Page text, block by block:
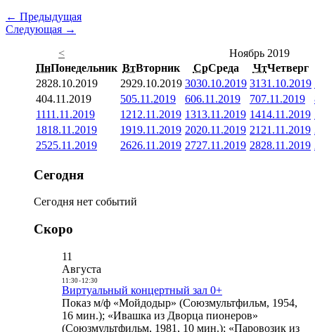
← Предыдущая
Следующая →
<
Ноябрь 2019
ПнПонедельник ВтВторник СрСреда ЧтЧетверг
2828.10.2019 2929.10.2019 3030.10.2019 3131.10.2019
404.11.2019 505.11.2019 606.11.2019 707.11.2019
1111.11.2019 1212.11.2019 1313.11.2019 1414.11.2019
1818.11.2019 1919.11.2019 2020.11.2019 21 21.11.2019
2525.11.2019 2626.11.2019 2727.11.2019 2828.11.2019
Сегодня
Сегодня нет событий
Скоро
11
Августа
11:30- 12:30
Виртуальный концертный зал 0+
Показ м/ф «Мойдодыр» (Союзмультфильм, 1954,
16 мин.); «Ивашка из Дворца пионеров»
(Союзмультфильм, 1981, 10 мин.); «Паровозик из